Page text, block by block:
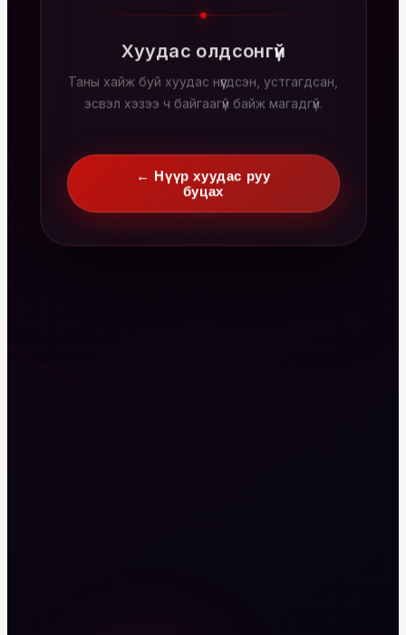
Хуудас олдсонгүй
Таны хайж буй хуудас нүүгдсэн, устгагдсан,
эсвэл хэзээ ч байгаагүй байж магадгүй.
← Нүүр хуудас руу
буцах